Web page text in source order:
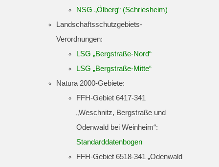
NSG „Ölberg“ (Schriesheim)
Landschaftsschutzgebiets-
Verordnungen:
LSG „Bergstraße-Nord“
LSG „Bergstraße-Mitte“
Natura 2000-Gebiete:
FFH-Gebiet 6417-341
„Weschnitz, Bergstraße und
Odenwald bei Weinheim“:
Standarddatenbogen
FFH-Gebiet 6518-341 „Odenwald